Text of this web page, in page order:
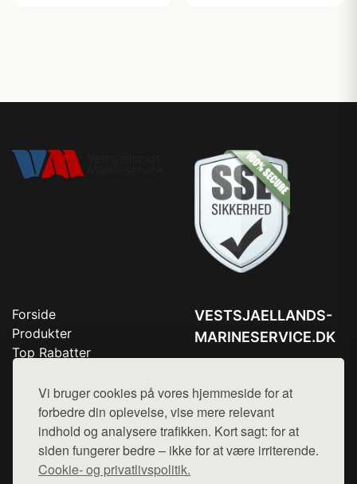
Vi bruger cookies på vores hjemmeside for at
forbedre din oplevelse, vise mere relevant
indhold og analysere trafikken. Kort sagt: for at
siden fungerer bedre – ikke for at være irriterende.
Cookie- og privatlivspolitik.
Forside
Produkter
Top Rabatter
Kontakt
VESTSJAELLANDS-
MARINESERVICE.DK
Mail:hej@want.dk
Cookie- og privatlivspolitik